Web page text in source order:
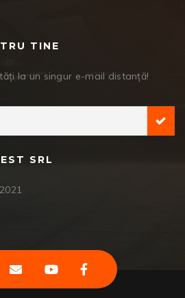
TINE
la un singur e-mail distanță!
SRL